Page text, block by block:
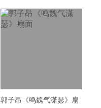
郭子昂《鸣魏气潇瑟》扇